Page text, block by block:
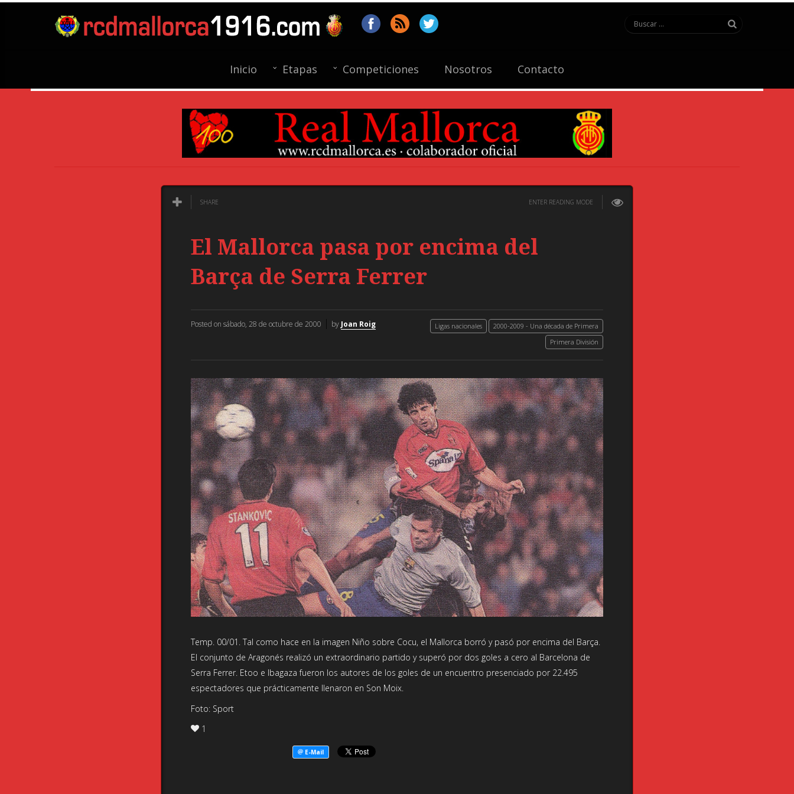
Inicio Etapas Competiciones Nosotros Contacto
SHARE ENTER READING MODE
El Mallorca pasa por encima del
Barça de Serra Ferrer
Posted on sábado, 28 de octubre de 2000 by Joan Roig 2000-2009 - Una década de Primera
Ligas nacionales
Primera División
Temp. 00/01. Tal como hace en la imagen Niño sobre Cocu, el Mallorca borró y pasó por encima del Barça.
El conjunto de Aragonés realizó un extraordinario partido y superó por dos goles a cero al Barcelona de
Serra Ferrer. Etoo e Ibagaza fueron los autores de los goles de un encuentro presenciado por 22.495
espectadores que prácticamente llenaron en Son Moix.
Foto: Sport
1